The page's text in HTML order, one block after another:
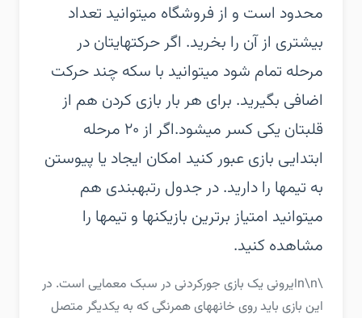
محدود است و از فروشگاه میتوانید تعداد
بیشتری از آن را بخرید. اگر حرکتهایتان در
مرحله تمام شود میتوانید با سکه چند حرکت
اضافی بگیرید. برای هر بار بازی کردن هم از
قلبتان یکی کسر میشود.اگر از ۲۰ مرحله
ابتدایی بازی عبور کنید امکان ایجاد یا پیوستن
به تیمها را دارید. در جدول رتبهبندی هم
میتوانید امتیاز برترین بازیکنها و تیمها را
مشاهده کنید.
\n\nایرونی یک بازی جورکردنی در سبک معمایی است. در
این بازی باید روی خانههای همرنگی که به یکدیگر متصل